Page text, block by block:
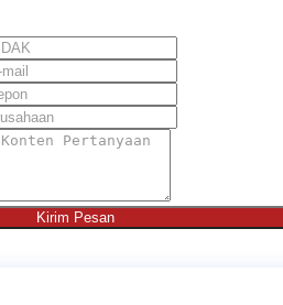
Kirim Pesan